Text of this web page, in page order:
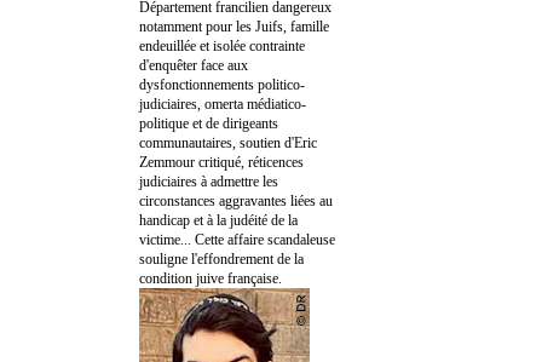
Département francilien dangereux
notamment pour les Juifs, famille
endeuillée et isolée contrainte
d'enquêter face aux
dysfonctionnements politico-
judiciaires, omerta médiatico-
politique et de dirigeants
communautaires, soutien d'Eric
Zemmour critiqué, réticences
judiciaires à admettre les
circonstances aggravantes liées au
handicap et à la judéité de la
victime... Cette affaire scandaleuse
souligne l'effondrement de la
condition juive française.